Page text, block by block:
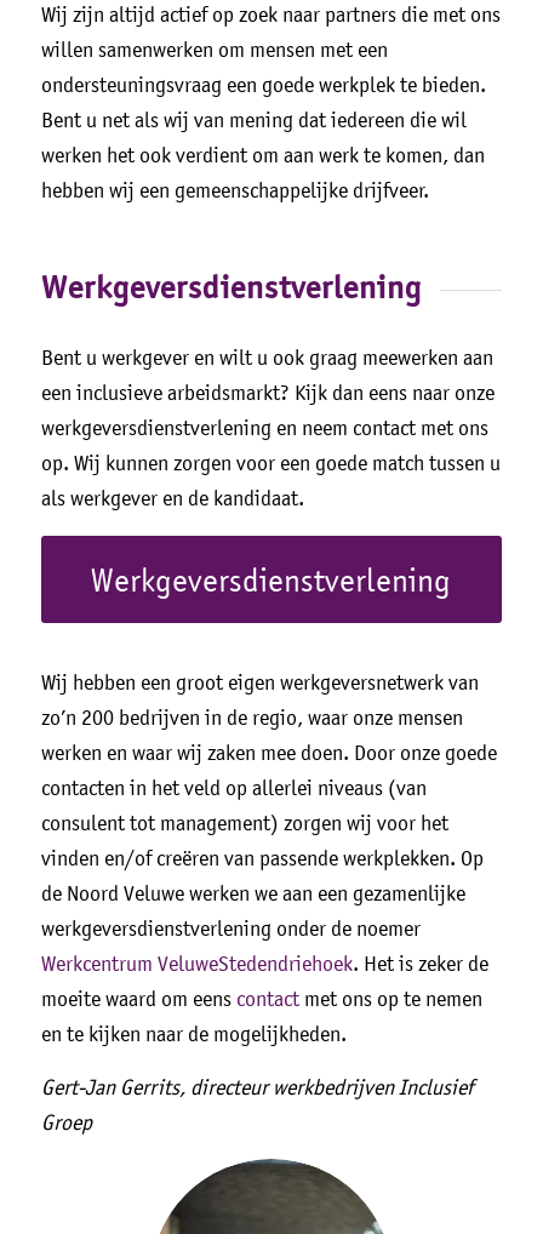
Wij zijn altijd actief op zoek naar partners die met ons
willen samenwerken om mensen met een
ondersteuningsvraag een goede werkplek te bieden.
Bent u net als wij van mening dat iedereen die wil
werken het ook verdient om aan werk te komen, dan
hebben wij een gemeenschappelijke drijfveer.
Werkgeversdienstverlening
Bent u werkgever en wilt u ook graag meewerken aan
een inclusieve arbeidsmarkt? Kijk dan eens naar onze
werkgeversdienstverlening en neem contact met ons
op. Wij kunnen zorgen voor een goede match tussen u
als werkgever en de kandidaat.
Werkgeversdienstverlening
Wij hebben een groot eigen werkgeversnetwerk van
zo’n 200 bedrijven in de regio, waar onze mensen
werken en waar wij zaken mee doen. Door onze goede
contacten in het veld op allerlei niveaus (van
consulent tot management) zorgen wij voor het
vinden en/of creëren van passende werkplekken. Op
de Noord Veluwe werken we aan een gezamenlijke
werkgeversdienstverlening onder de noemer
Werkcentrum VeluweStedendriehoek. Het is zeker de
moeite waard om eens contactmet ons op te nemen
en te kijken naar de mogelijkheden.
Gert-Jan Gerrits, directeur werkbedrijven Inclusief
Groep